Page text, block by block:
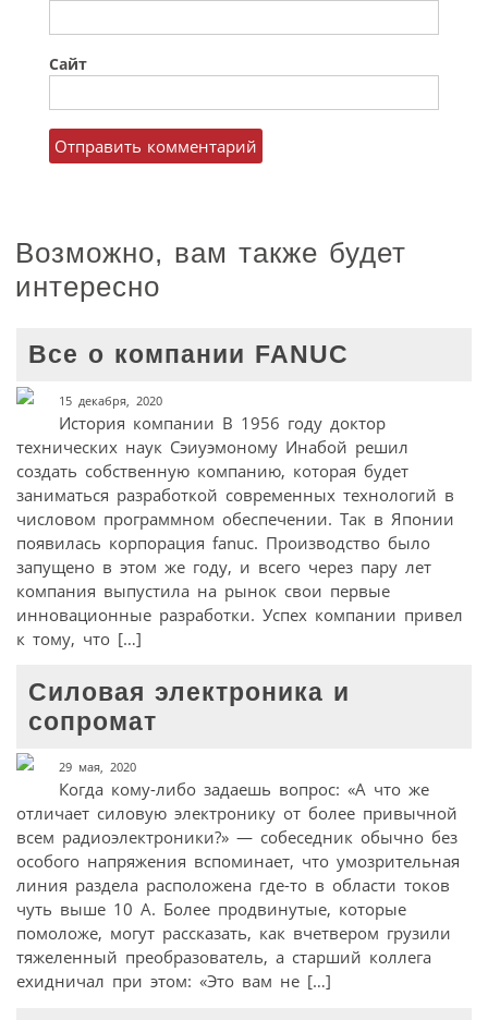
Сайт
Возможно, вам также будет
интересно
Все о компании FANUC
15 декабря, 2020
История компании В 1956 году доктор
технических наук Сэиуэмоному Инабой решил
создать собственную компанию, которая будет
заниматься разработкой современных технологий в
числовом программном обеспечении. Так в Японии
появилась корпорация fanuc. Производство было
запущено в этом же году, и всего через пару лет
компания выпустила на рынок свои первые
инновационные разработки. Успех компании привел
к тому, что […]
Силовая электроника и
сопромат
29 мая, 2020
Когда кому-либо задаешь вопрос: «А что же
отличает силовую электронику от более привычной
всем радиоэлектроники?» — собеседник обычно без
особого напряжения вспоминает, что умозрительная
линия раздела расположена где-то в области токов
чуть выше 10 А. Более продвинутые, которые
помоложе, могут рассказать, как вчетвером грузили
тяжеленный преобразователь, а старший коллега
ехидничал при этом: «Это вам не […]